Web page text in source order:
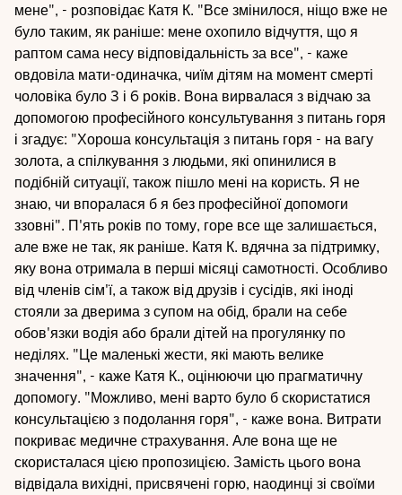
мене", - розповідає Катя К. "Все змінилося, ніщо вже не
було таким, як раніше: мене охопило відчуття, що я
раптом сама несу відповідальність за все", - каже
овдовіла мати-одиначка, чиїм дітям на момент смерті
чоловіка було 3 і 6 років. Вона вирвалася з відчаю за
допомогою професійного консультування з питань горя
і згадує: "Хороша консультація з питань горя - на вагу
золота, а спілкування з людьми, які опинилися в
подібній ситуації, також пішло мені на користь. Я не
знаю, чи впоралася б я без професійної допомоги
ззовні". П'ять років по тому, горе все ще залишається,
але вже не так, як раніше. Катя К. вдячна за підтримку,
яку вона отримала в перші місяці самотності. Особливо
від членів сім'ї, а також від друзів і сусідів, які іноді
стояли за дверима з супом на обід, брали на себе
обов'язки водія або брали дітей на прогулянку по
неділях. "Це маленькі жести, які мають велике
значення", - каже Катя К., оцінюючи цю прагматичну
допомогу. "Можливо, мені варто було б скористатися
консультацією з подолання горя", - каже вона. Витрати
покриває медичне страхування. Але вона ще не
скористалася цією пропозицією. Замість цього вона
відвідала вихідні, присвячені горю, наодинці зі своїми